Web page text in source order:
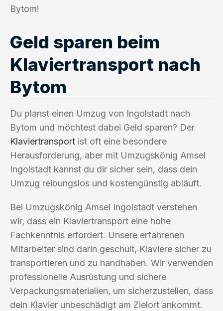
Bytom!
Geld sparen beim
Klaviertransport nach
Bytom
Du planst einen Umzug von Ingolstadt nach
Bytom und möchtest dabei Geld sparen? Der
Klaviertransport ist oft eine besondere
Herausforderung, aber mit Umzugskönig Amsel
Ingolstadt kannst du dir sicher sein, dass dein
Umzug reibungslos und kostengünstig abläuft.
Bei Umzugskönig Amsel Ingolstadt verstehen
wir, dass ein Klaviertransport eine hohe
Fachkenntnis erfordert. Unsere erfahrenen
Mitarbeiter sind darin geschult, Klaviere sicher zu
transportieren und zu handhaben. Wir verwenden
professionelle Ausrüstung und sichere
Verpackungsmaterialien, um sicherzustellen, dass
dein Klavier unbeschädigt am Zielort ankommt.